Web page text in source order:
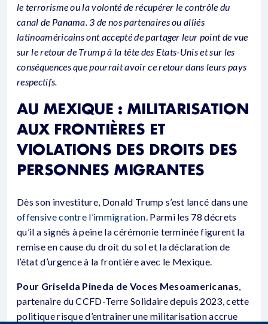
le terrorisme ou la volonté de récupérer le contrôle du
canal de Panama.3 de nos partenaires ou alliés
latinoaméricains ont accepté de partager leur point de vue
sur le retour de Trump à la tête des Etats-Unis et sur les
conséquences que pourrait avoir ce retour dans leurs pays
respectifs.
AU MEXIQUE : MILITARISATION
AUX FRONTIÈRES ET
VIOLATIONS DES DROITS DES
PERSONNES MIGRANTES
Dès son investiture, Donald Trump s’est lancé dans une
offensive contre l’immigration. Parmi les 78 décrets
qu’il a signés à peine la cérémonie terminée figurent la
remise en cause du droit du sol et la déclaration de
l’état d’urgence à la frontière avec le Mexique.
Pour Griselda Pineda de Voces Mesoamericanas,
partenaire du CCFD-Terre Solidaire depuis 2023, cette
politique risque d’entraîner une militarisation accrue